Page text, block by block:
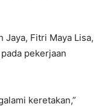
Jaya, Fitri Maya Lisa,
pekerjaan
keretakan,”